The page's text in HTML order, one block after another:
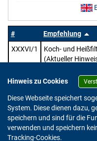
#
Empfehlung
XXXVI/1
Koch- und
(Aktueller
-konsultation-
ueberarbeitung-
karton-und-
Hinweis zu Cookies
Diese Webseite speichert
System. Diese dienen dazu,
speichern und sind für die
verwenden und speichern
Tracking-Cookies.